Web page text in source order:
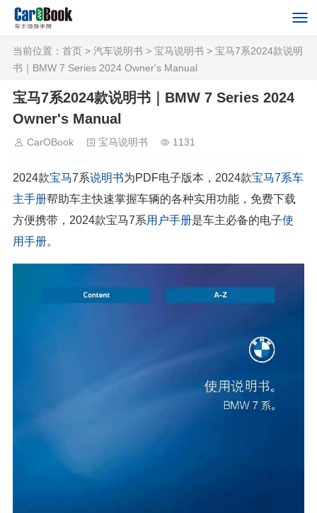
当前位置： 首页 > 汽车说明书 > 宝马说明书 > 宝马7系2024款说明
书｜BMW 7 Series 2024 Owner's Manual
宝马7系2024款说明书｜BMW 7 Series 2024
Owner's Manual
CarOBook 宝马说明书 1131
2024款宝马7系说明书为PDF电子版本，2024款宝马7系车
主手册帮助车主快速掌握车辆的各种实用功能，免费下载
方便携带，2024款宝马7系用户手册是车主必备的电子使
用手册。